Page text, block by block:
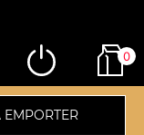
0
EMPORTER